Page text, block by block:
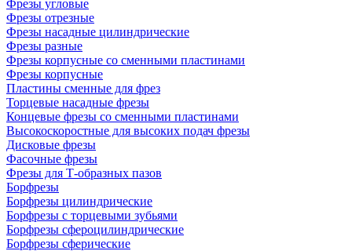
Фрезы угловые
Фрезы отрезные
Фрезы насадные цилиндрические
Фрезы разные
Фрезы корпусные со сменными пластинами
Фрезы корпусные
Пластины сменные для фрез
Торцевые насадные фрезы
Концевые фрезы со сменными пластинами
Высокоскоростные для высоких подач фрезы
Дисковые фрезы
Фасочные фрезы
Фрезы для Т-образных пазов
Борфрезы
Борфрезы цилиндрические
Борфрезы с торцевыми зубьями
Борфрезы сфероцилиндрические
Борфрезы сферические